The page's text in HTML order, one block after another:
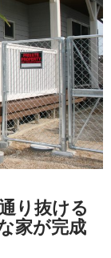
り抜ける
家が完成